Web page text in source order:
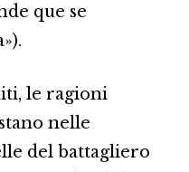
que se
le ragioni
nelle
del battagliero